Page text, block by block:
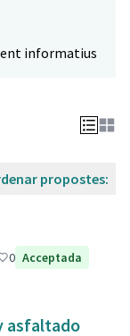
informatius
propostes:
0 Acceptada
asfaltado